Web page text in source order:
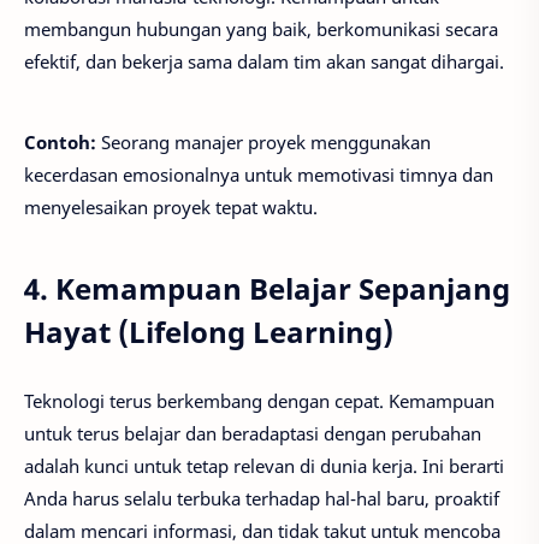
membangun hubungan yang baik, berkomunikasi secara
efektif, dan bekerja sama dalam tim akan sangat dihargai.
Contoh: Seorang manajer proyek menggunakan
kecerdasan emosionalnya untuk memotivasi timnya dan
menyelesaikan proyek tepat waktu.
4. Kemampuan Belajar Sepanjang
Hayat (Lifelong Learning)
Teknologi terus berkembang dengan cepat. Kemampuan
untuk terus belajar dan beradaptasi dengan perubahan
adalah kunci untuk tetap relevan di dunia kerja. Ini berarti
Anda harus selalu terbuka terhadap hal-hal baru, proaktif
dalam mencari informasi, dan tidak takut untuk mencoba